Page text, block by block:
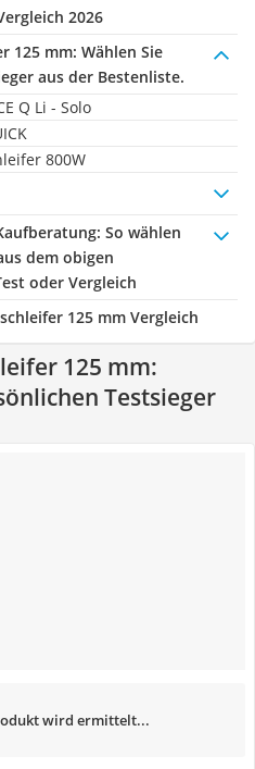
2026
125 mm: Wählen Sie
aus der Bestenliste.
Q Li - Solo
800W
: So wählen
dem obigen
oder Vergleich
125 mm Vergleich
125 mm:
Testsieger
wird ermittelt...